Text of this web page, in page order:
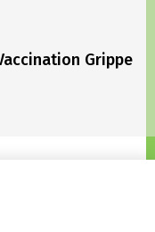
Grippe